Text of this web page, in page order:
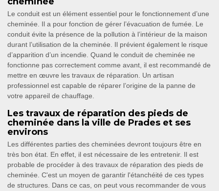
Le conduit est un élément essentiel pour le fonctionnement d’une
cheminée. Il a pour fonction de gérer l’évacuation de fumée. Le
conduit évite la présence de la pollution à l’intérieur de la maison
durant l’utilisation de la cheminée. Il prévient également le risque
d’apparition d’un incendie. Quand le conduit de cheminée ne
fonctionne pas correctement comme avant, il est recommandé de
mettre en œuvre les travaux de réparation. Un artisan
professionnel est capable de réparer l’origine de la panne de
votre appareil de chauffage.
Les travaux de réparation des pieds de
cheminée dans la ville de Prades et ses
environs
Les différentes parties des cheminées devront toujours être en
très bon état. En effet, il est nécessaire de les entretenir. Il est
probable de procéder à des travaux de réparation des pieds de
cheminée. C'est un moyen de garantir l'étanchéité de ces types
de structures. Dans ce cas, on peut vous recommander de vous